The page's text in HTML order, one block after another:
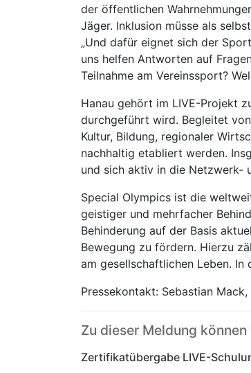
der öffentlichen
Jäger. Inklusion müsse als
„Und dafür eignet sich der
uns helfen Antworten auf
Teilnahme am Vereinssport?
Hanau gehört im LIVE-Projekt
durchgeführt wird. Begleitet
Kultur, Bildung, regionaler
nachhaltig etabliert werden.
und sich aktiv in die Netzwerk-
Special Olympics ist die
geistiger und mehrfacher
Behinderung auf der Basis
Bewegung zu fördern. Hierzu
am gesellschaftlichen Leben.
Pressekontakt: Sebastian
Zu dieser Meldung
Zertifikatübergabe LIVE-